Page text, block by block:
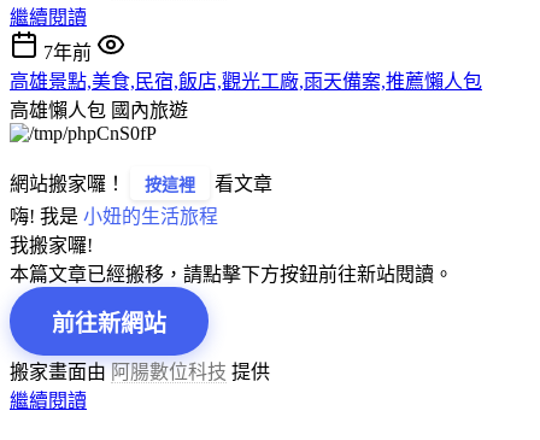
繼續閱讀
7年前
高雄景點,美食,民宿,飯店,觀光工廠,雨天備案,推薦懶人包
高雄懶人包 國內旅遊
網站搬家囉！ 按這裡
看文章
嗨! 我是 小妞的生活旅程
我搬家囉!
本篇文章已經搬移，請點擊下方按鈕前往新站閱讀。
前往新網站
搬家畫面由 阿腸數位科技 提供
繼續閱讀